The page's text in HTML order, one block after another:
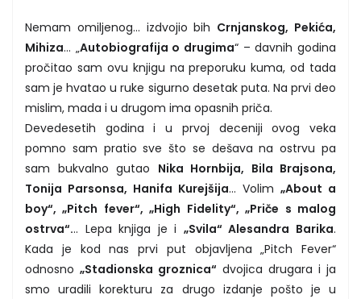
Nemam omiljenog... izdvojio bih Crnjanskog, Pekića,
Mihiza... „Autobiografija o drugima“ – davnih godina
pročitao sam ovu knjigu na preporuku kuma, od tada
sam je hvatao u ruke sigurno desetak puta. Na prvi deo
mislim, mada i u drugom ima opasnih priča.
Devedesetih godina i u prvoj deceniji ovog veka
pomno sam pratio sve što se dešava na ostrvu pa
sam bukvalno gutao Nika Hornbija, Bila Brajsona,
Tonija Parsonsa, Hanifa Kurejšija... Volim „About a
boy“, „Pitch fever“, „High Fidelity“, „Priče s malog
ostrva“... Lepa knjiga je i „Svila“ Alesandra Barika.
Kada je kod nas prvi put objavljena „Pitch Fever“
odnosno„Stadionska groznica“ dvojica drugara i ja
smo uradili korekturu za drugo izdanje pošto je u